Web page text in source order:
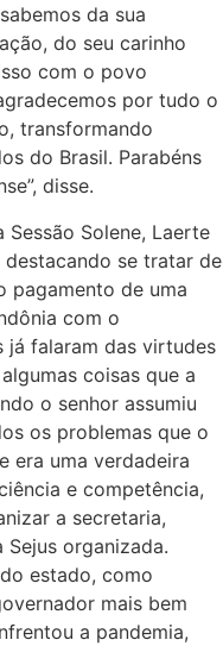
da sua
do seu carinho
com o povo
por tudo o
transformando
do Brasil. Parabéns
disse.
Solene, Laerte
destacando se tratar de
pagamento de uma
com o
já falaram das virtudes
coisas que a
o senhor assumiu
os problemas que o
era uma verdadeira
e competência,
a secretaria,
organizada.
estado, como
mais bem
a pandemia,